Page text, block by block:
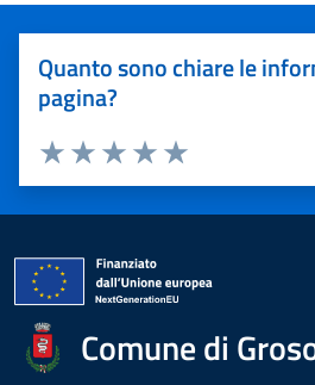
Quanto sono chiare le
pagina?
Valuta 5 stelle su 5
Valuta 4 stelle su 5
Valuta 3 stelle su 5
Valuta 2 stelle su 5
Valuta 1 stelle su 5
Comune di